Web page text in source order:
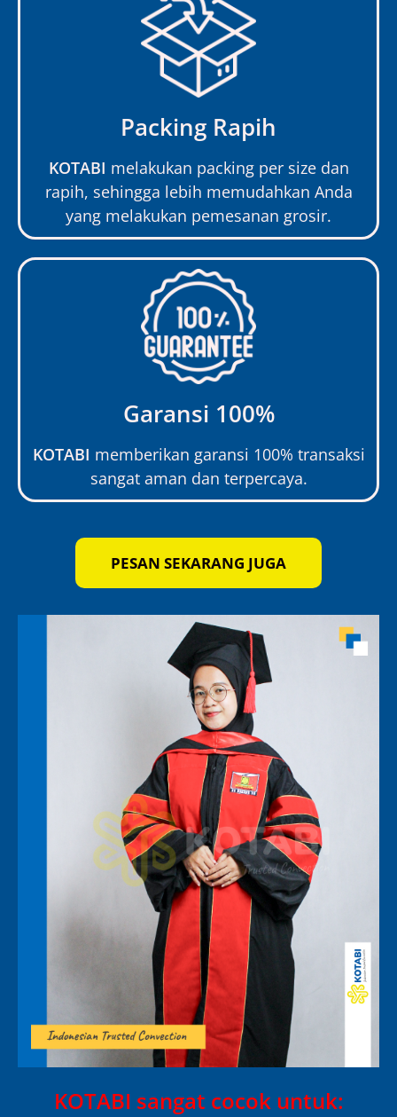
Packing Rapih
KOTABI melakukan packing per size dan
rapih, sehingga lebih memudahkan Anda
yang melakukan pemesanan grosir.
Garansi 100%
KOTABI memberikan garansi 100% transaksi
sangat aman dan terpercaya.
PESAN SEKARANG JUGA
KOTABI sangat cocok untuk: